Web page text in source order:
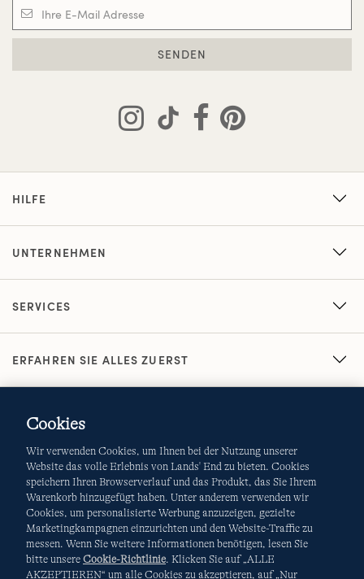
SENDEN
HILFE
UNTERNEHMEN
SERVICES
ERFAHREN SIE ALLES ZUERST
AGB Datenschutz & Sicherheit
Cookies-Ich möchte auswählen Site Map
Internationale Websites
Cookies
Wir verwenden Cookies, um Ihnen bei der Nutzung unserer
Website das volle Erlebnis von Lands' End zu bieten. Cookies
speichern Ihren Browserverlauf und das Produkt, das Sie Ihrem
Warenkorb hinzugefügt haben. Unter anderem verwenden wir
Cookies, um personalisierte Werbung anzuzeigen, gezielte
Marketingkampagnen einzurichten und den Website-Traffic zu
messen. Wenn Sie weitere Informationen benötigen, lesen Sie
bitte unsere Cookie-Richtlinie. Klicken Sie auf „ALLE
AKZEPTIEREN“ um alle Cookies zu akzeptieren, auf „Nur